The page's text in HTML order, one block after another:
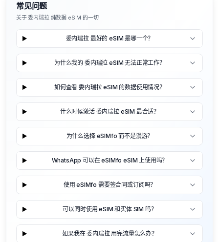
常见问题
关于 委内瑞拉 纯数据 eSIM 的一切
委内瑞拉 最好的 eSIM 是哪一个？
为什么我的 委内瑞拉 eSIM 无法正常工作？
如何查看 委内瑞拉 eSIM 的数据使用情况？
什么时候激活 委内瑞拉 eSIM 最合适？
为什么选择 eSIMfo 而不是漫游？
WhatsApp 可以在 eSIMfo eSIM 上使用吗？
使用 eSIMfo 需要签合同或订阅吗？
可以同时使用 eSIM 和实体 SIM 吗？
如果我在 委内瑞拉 用完流量怎么办？